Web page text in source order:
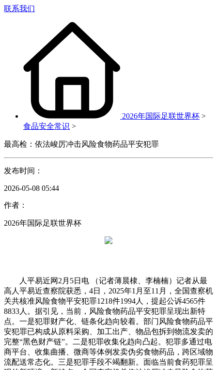
联系我们
2026年国际足联世界杯 >
食品安全常识 >
最高检：依法峻厉冲击风险食物药品平安犯罪
发布时间：
2026-05-08 05:44
作者：
2026年国际足联世界杯
人平易近网2月5日电 （记者薄晨棣、李楠楠）记者从最
高人平易近查察院获悉，4日，2025年1月至11月，全国查察机
关共核准风险食物平安犯罪1218件1994人，提起公诉4565件
8833人。据引见，当前，风险食物药品平安犯罪呈现出新特
点。一是犯罪财产化、链条化趋向较着。部门风险食物药品平
安犯罪已构成从原料采购、加工出产、物品包拆到物流发卖的
完整“黑色财产链”。二是犯罪收集化趋向凸起。犯罪多通过电
商平台、收集曲播、微商等体例发卖伪劣食物药品，跨区域物
流配送常态化。三是犯罪手段不竭翻新。面临当前食药犯罪呈